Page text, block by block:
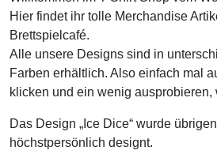
Hier findet ihr tolle Merchandise
Brettspielcafé.
Alle unsere Designs sind in
Farben erhältlich. Also einfach mal
klicken und ein wenig ausprobieren,
Das Design „Ice Dice“ wurde
höchstpersönlich designt.